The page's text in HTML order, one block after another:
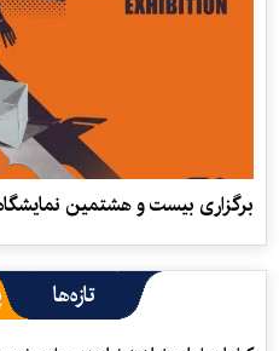
برگزاری بیست و هشتمین
تازه‌ها